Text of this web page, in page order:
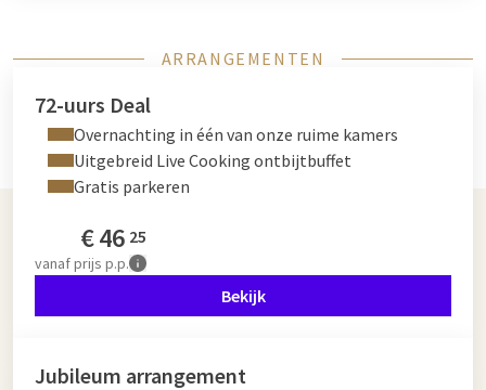
ARRANGEMENTEN
72-uurs Deal
Overnachting in één van onze ruime kamers
Uitgebreid Live Cooking ontbijtbuffet
Gratis parkeren
€46 25
vanafprijs p.p.
Bekijk
Jubileum arrangement